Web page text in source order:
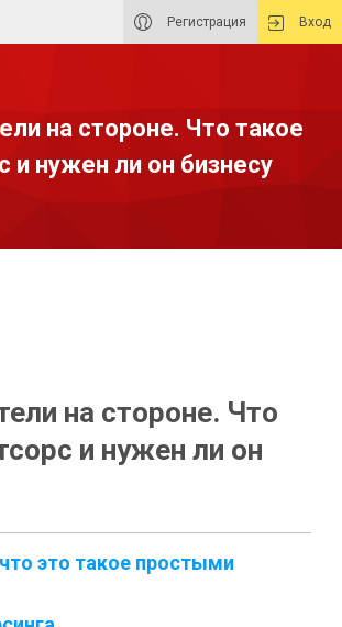
Регистрация Вход
на стороне. Что такое
и нужен ли он бизнесу
на стороне. Что
и нужен ли он
это такое простыми